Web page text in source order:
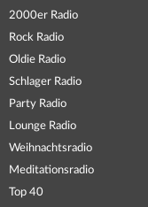
2000er Radio
Rock Radio
Oldie Radio
Schlager Radio
Party Radio
Lounge Radio
Weihnachtsradio
Meditationsradio
Top 40